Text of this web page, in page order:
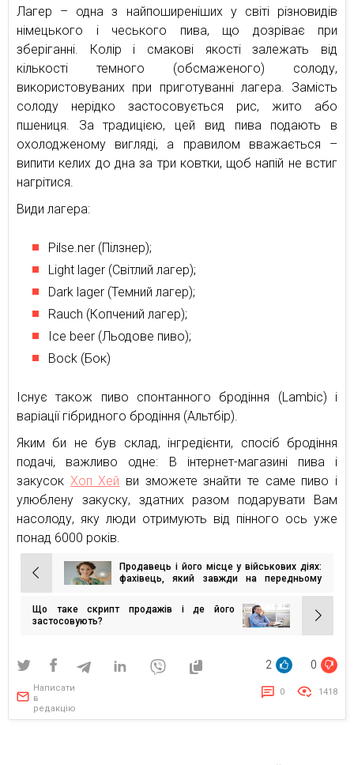
Лагер – одна з найпоширеніших у світі різновидів
німецького і чеського пива, що дозріває при
зберіганні. Колір і смакові якості залежать від
кількості темного (обсмаженого) солоду,
використовуваних при приготуванні лагера. Замість
солоду нерідко застосовується рис, жито або
пшениця. За традицією, цей вид пива подають в
охолодженому вигляді, а правилом вважається –
випити келих до дна за три ковтки, щоб напій не встиг
нагрітися.
Види лагера:
Pilse.ner (Пілзнер);
Light lager (Світлий лагер);
Dark lager (Темний лагер);
Rauch (Копчений лагер);
Ice beer (Льодове пиво);
Bock (Бок)
Існує також пиво спонтанного бродіння (Lambic) і
варіації гібридного бродіння (Альтбір).
Яким би не був склад, інгредієнти, спосіб бродіння
подачі, важливо одне: В інтернет-магазині пива і
закусок Хоп Хей ви зможете знайти те саме пиво і
улюблену закуску, здатних разом подарувати Вам
насолоду, яку люди отримують від пінного ось уже
понад 6000 років.
Навігація
записів
Продавець і його місце у військових діях:
фахівець, який завжди на передньому
Що таке скрипт продажів і де його
застосовують?
2 0
Написати
в
редакцію
0 1418